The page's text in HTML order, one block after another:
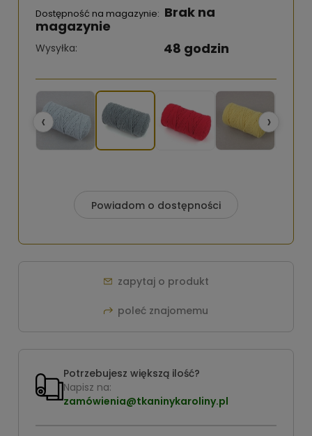
Dostępność na magazynie: Brak na
magazynie
Wysyłka: 48 godzin
‹ ›
Powiadom o dostępności
zapytaj o produkt
poleć znajomemu
Potrzebujesz większą ilość?
Napisz na:
zamówienia@tkaninykaroliny.pl